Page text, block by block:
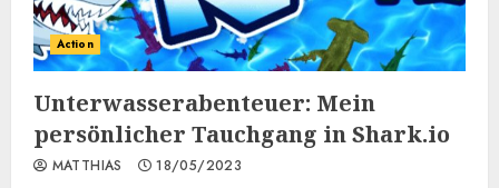
Action
Unterwasserabenteuer: Mein
persönlicher Tauchgang in Shark.io
MATTHIAS 18/05/2023